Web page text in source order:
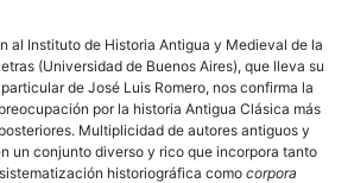
al Instituto de Historia Antigua y Medieval de la
(Universidad de Buenos Aires), que lleva su
de José Luis Romero, nos confirma la
por la historia Antigua Clásica más
Multiplicidad de autores antiguos y
un conjunto diverso y rico que incorpora tanto
historiográfica como corpora